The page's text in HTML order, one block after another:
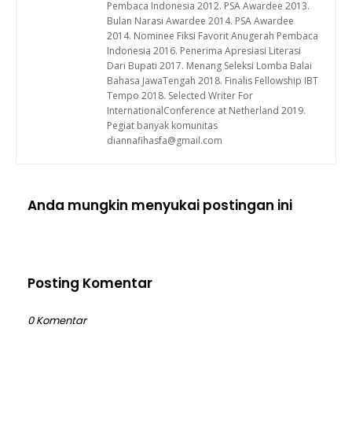
Pembaca Indonesia 2012. PSA Awardee 2013.
Bulan Narasi Awardee 2014. PSA Awardee
2014. Nominee Fiksi Favorit Anugerah Pembaca
Indonesia 2016. Penerima Apresiasi Literasi
Dari Bupati 2017. Menang Seleksi Lomba Balai
Bahasa JawaTengah 2018. Finalis Fellowship IBT
Tempo 2018. Selected Writer For
InternationalConference at Netherland 2019.
Pegiat banyak komunitas
diannafihasfa@gmail.com
Anda mungkin menyukai postingan ini
Posting Komentar
0 Komentar